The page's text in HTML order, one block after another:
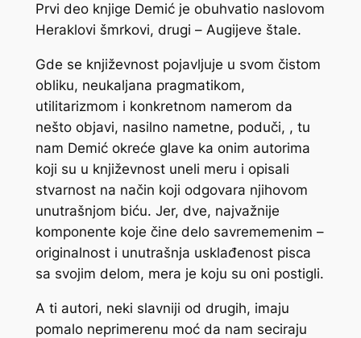
Prvi deo knjige Demić je obuhvatio naslovom
Heraklovi šmrkovi, drugi – Augijeve štale.
Gde se književnost pojavljuje u svom čistom
obliku, neukaljana pragmatikom,
utilitarizmom i konkretnom namerom da
nešto objavi, nasilno nametne, poduči, , tu
nam Demić okreće glave ka onim autorima
koji su u književnost uneli meru i opisali
stvarnost na način koji odgovara njihovom
unutrašnjom biću. Jer, dve, najvažnije
komponente koje čine delo savrememenim –
originalnost i unutrašnja usklađenost pisca
sa svojim delom, mera je koju su oni postigli.
A ti autori, neki slavniji od drugih, imaju
pomalo neprimerenu moć da nam seciraju